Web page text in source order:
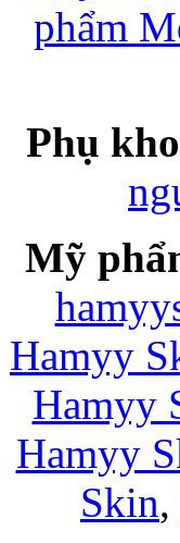
phẩm
Phụ
Mỹ
Hamyy
Hamyy
Hamyy
Skin,